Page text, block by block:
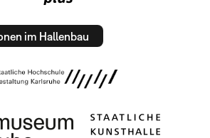
im Hallenbau